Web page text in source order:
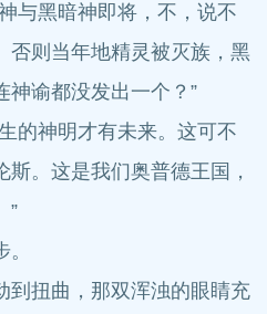
与黑暗神即将，不，说不
否则当年地精灵被灭族，黑
神谕都没发出一个？”
的神明才有未来。这可不
。这是我们奥普德王国，
”
到扭曲，那双浑浊的眼睛充